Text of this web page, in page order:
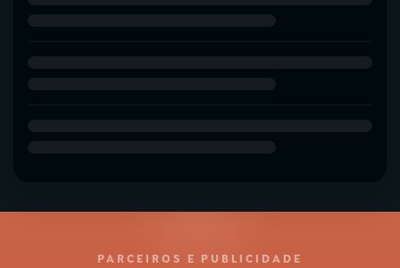
PARCEIROS E PUBLICIDADE